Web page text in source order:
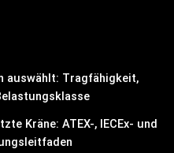
auswählt: Tragfähigkeit,
Kräne: ATEX-, IECEx- und